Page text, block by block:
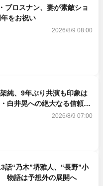
ブロスナン、妻が素敵ショ
をお祝い
2026/8/9 08:00
純、9年ぶり共演も印象は
白井晃への絶大なる信頼を
』に挑む
2026/8/9 07:00
話“乃木”堺雅人、“長野”小
物語は予想外の展開へ